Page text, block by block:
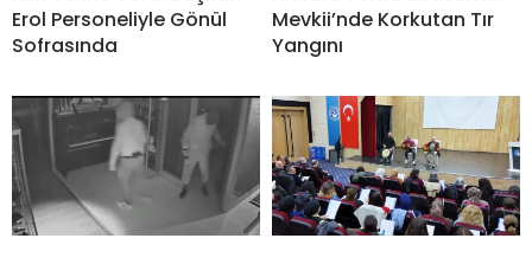
Erol Personeliyle Gönül
Sofrasında
Mevkii’nde Korkutan Tır
Yangını